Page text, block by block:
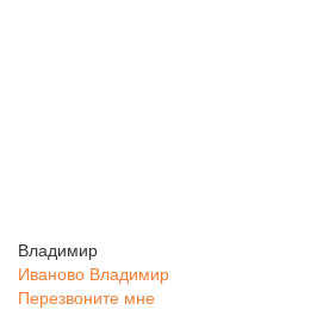
Владимир
Иваново Владимир
Перезвоните мне